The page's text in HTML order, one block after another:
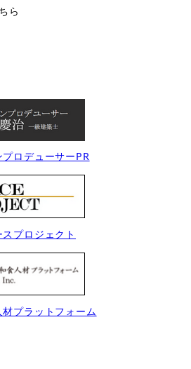
ら
ロデューサーPR
プロジェクト
プラットフォーム